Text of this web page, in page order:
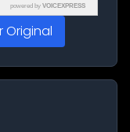
powered by VOICEXPRESS
Original